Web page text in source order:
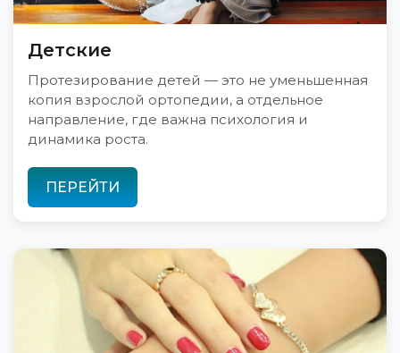
Детские
Протезирование детей — это не уменьшенная
копия взрослой ортопедии, а отдельное
направление, где важна психология и
динамика роста.
ПЕРЕЙТИ